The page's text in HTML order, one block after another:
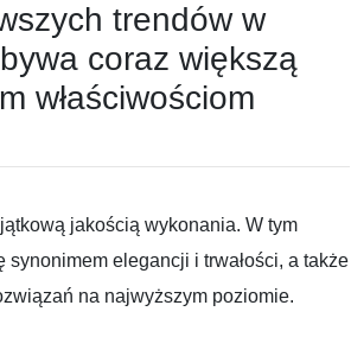
trendów w
coraz większą
właściwościom
jakością wykonania. W tym
synonimem elegancji i trwałości, a także
na najwyższym poziomie.